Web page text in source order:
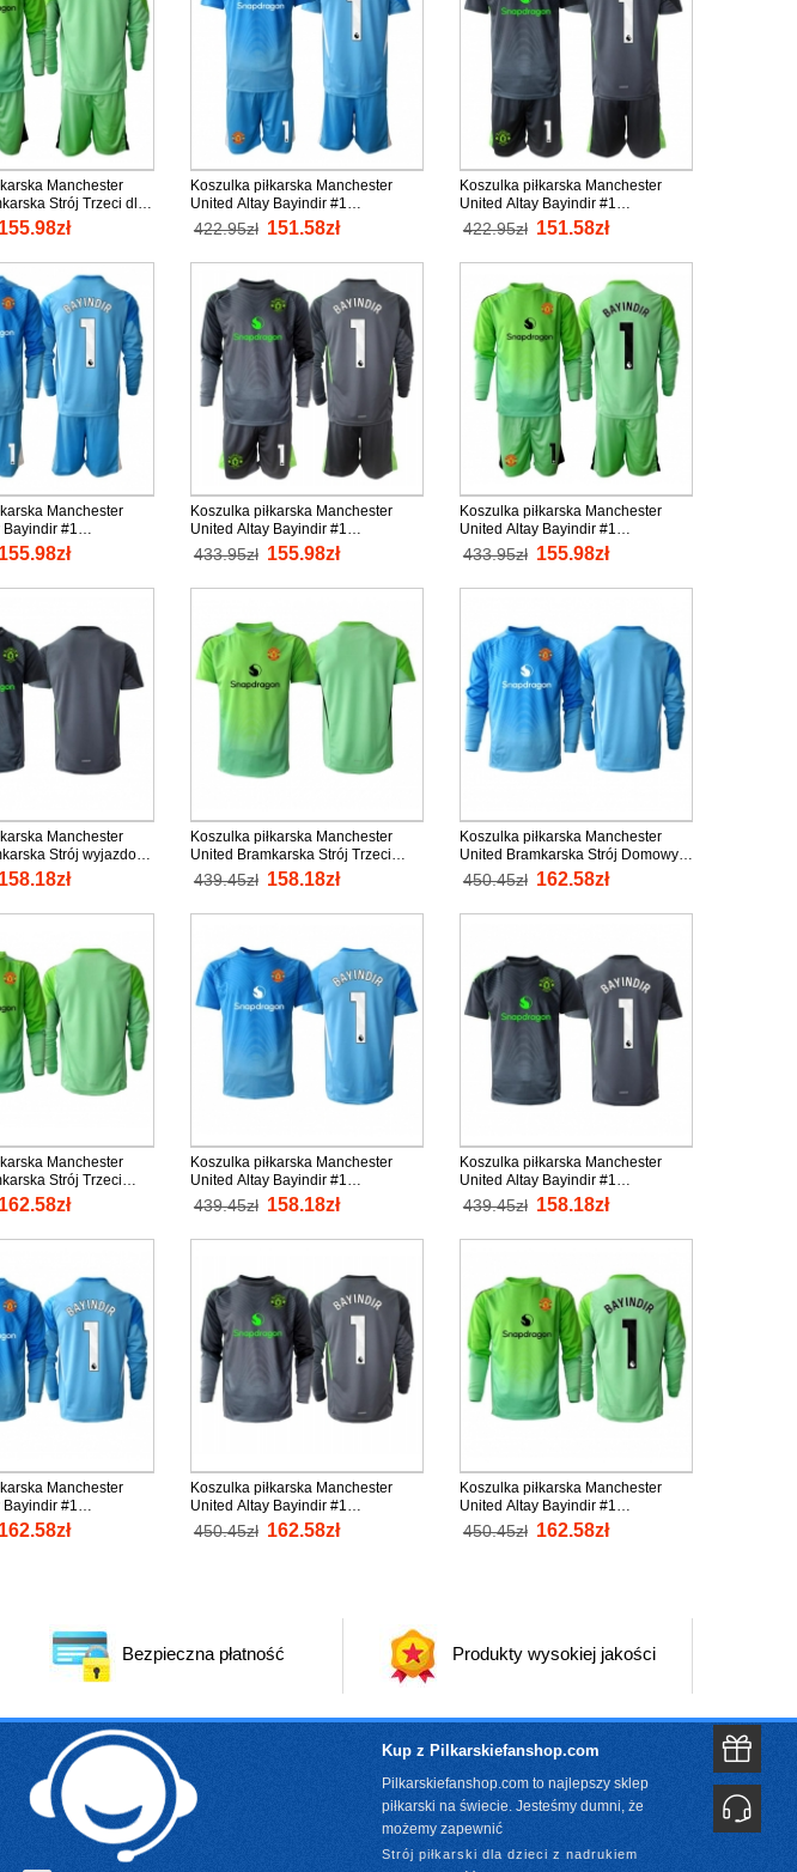
Manchester
Strój Trzeci dla
tanio Długi Rękaw
155.98zł
Koszulka piłkarska Manchester
United Altay Bayindir #1
Bramkarska Strój Domowy dla
dzieci 2025-26 tanio Krótki Rękaw
422.95zł 151.58zł
Koszulka piłkarska Manchester
United Altay Bayindir #1
Bramkarska Strój wyjazdowy dla
dzieci 2025-26 tanio Krótki Rękaw
422.95zł 151.58zł
Manchester
Bayindir #1
Domowy dla
tanio Długi Rękaw
155.98zł
Koszulka piłkarska Manchester
United Altay Bayindir #1
Bramkarska Strój wyjazdowy dla
dzieci 2025-26 tanio Długi Rękaw
433.95zł 155.98zł
Koszulka piłkarska Manchester
United Altay Bayindir #1
Bramkarska Strój Trzeci dla dzieci
2025-26 tanio Długi Rękaw (+
433.95zł 155.98zł
Manchester
Strój wyjazdowy
Krótki Rękaw
158.18zł
Koszulka piłkarska Manchester
United Bramkarska Strój Trzeci
2025-26 tanio Krótki Rękaw
439.45zł 158.18zł
Koszulka piłkarska Manchester
United Bramkarska Strój Domowy
2025-26 tanio Długi Rękaw
450.45zł 162.58zł
Manchester
Strój Trzeci
Długi Rękaw
162.58zł
Koszulka piłkarska Manchester
United Altay Bayindir #1
Bramkarska Strój Domowy 2025-26
tanio Krótki Rękaw
439.45zł 158.18zł
Koszulka piłkarska Manchester
United Altay Bayindir #1
Bramkarska Strój wyjazdowy 2025-
26 tanio Krótki Rękaw
439.45zł 158.18zł
Manchester
Bayindir #1
Strój Domowy 2025-26
162.58zł
Koszulka piłkarska Manchester
United Altay Bayindir #1
Bramkarska Strój wyjazdowy 2025-
26 tanio Długi Rękaw
450.45zł 162.58zł
Koszulka piłkarska Manchester
United Altay Bayindir #1
Bramkarska Strój Trzeci 2025-26
tanio Długi Rękaw
450.45zł 162.58zł
Bezpieczna płatność Produkty wysokiej jakości
Kup z Pilkarskiefanshop.com
Pilkarskiefanshop.com to najlepszy sklep
piłkarski na świecie. Jesteśmy dumni, że
możemy zapewnić
Strój piłkarski dla dzieci z nadrukiem